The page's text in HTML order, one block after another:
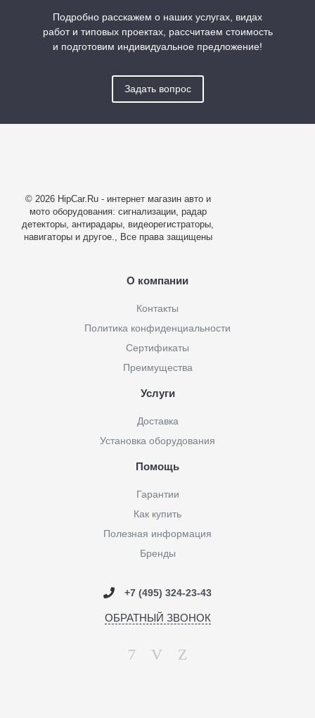
Подробно расскажем о наших услугах, видах
работ и типовых проектах, рассчитаем стоимость
и подготовим индивидуальное предложение!
Задать вопрос
© 2026 HipCar.Ru - интернет магазин авто и
мото оборудования: сигнализации, радар
детекторы, антирадары, видеорегистраторы,
навигаторы и другое., Все права защищены
О компании
Контакты
Политика конфиденциальности
Сертификаты
Преимущества
Услуги
Доставка
Установка оборудования
Помощь
Гарантии
Как купить
Полезная информация
Бренды
+7 (495) 324-23-43
ОБРАТНЫЙ ЗВОНОК